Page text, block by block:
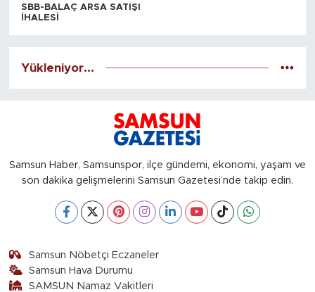
SBB-BALAÇ ARSA SATIŞI
İHALESİ
Yükleniyor...
Samsun Haber, Samsunspor, ilçe gündemi, ekonomi, yaşam ve
son dakika gelişmelerini Samsun Gazetesi’nde takip edin.
Samsun Nöbetçi Eczaneler
Samsun Hava Durumu
SAMSUN Namaz Vakitleri